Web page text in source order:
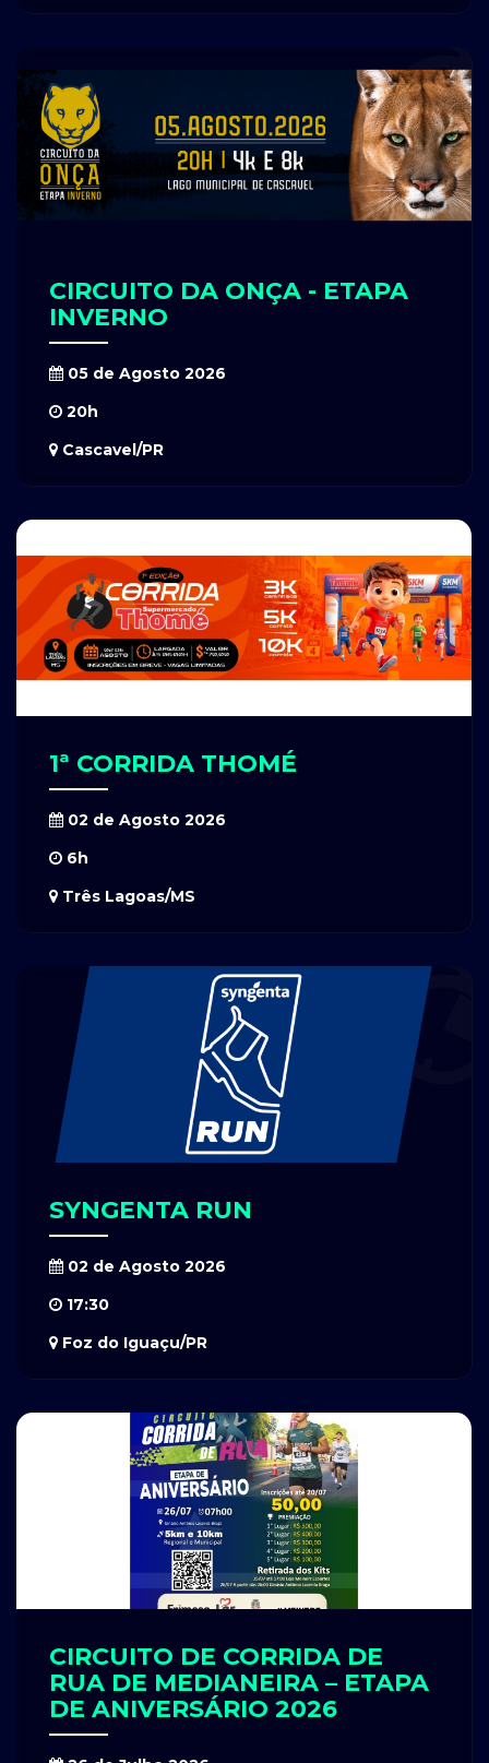
CIRCUITO DA ONÇA - ETAPA
INVERNO
05 de Agosto 2026
20h
Cascavel/PR
1ª CORRIDA THOMÉ
02 de Agosto 2026
6h
Três Lagoas/MS
SYNGENTA RUN
02 de Agosto 2026
17:30
Foz do Iguaçu/PR
CIRCUITO DE CORRIDA DE
RUA DE MEDIANEIRA – ETAPA
DE ANIVERSÁRIO 2026